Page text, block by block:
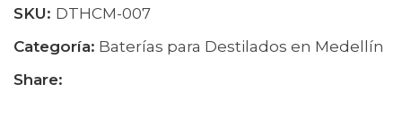
SKU: DTHCM-007
Categoría: Baterías para Destilados en Medellín
Share: